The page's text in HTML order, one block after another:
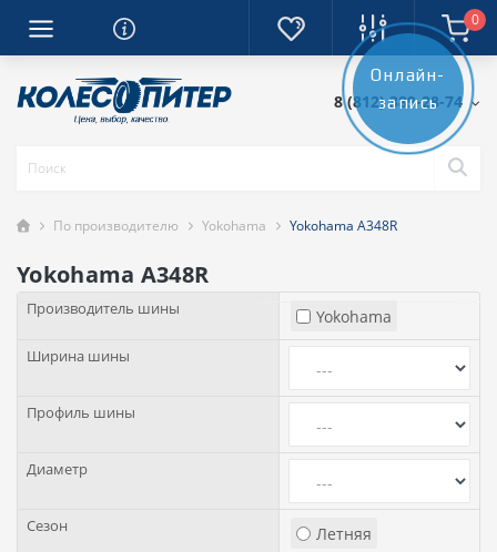
0
8 (812) 389-28-74
По производителю Yokohama Yokohama A348R
Yokohama A348R
Производитель шины Yokohama
Ширина шины
Профиль шины
Диаметр
Сезон Летняя
Онлайн-
запись